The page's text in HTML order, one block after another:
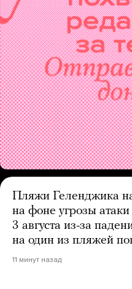
Пляжи Геленджика
на фоне угрозы
3 августа из-за
на один из пляжей
11 минут назад